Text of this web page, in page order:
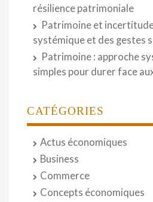
résilience patrimoniale
Patrimoine et
systémique et des gestes
Patrimoine : approche
simples pour durer face
CATÉGORIES
Actus économiques
Business
Commerce
Concepts économiques